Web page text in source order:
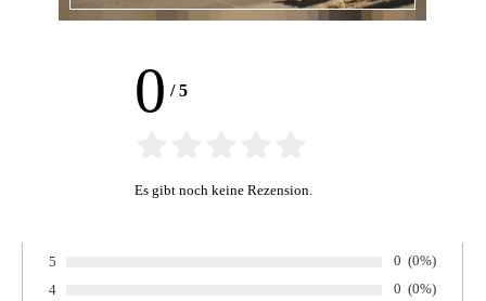
0 /5
Es gibt noch keine Rezension.
5 Anzahl von
0 Prozentsatz
(0%)
4 Anzahl von
0 Prozentsatz
(0%)